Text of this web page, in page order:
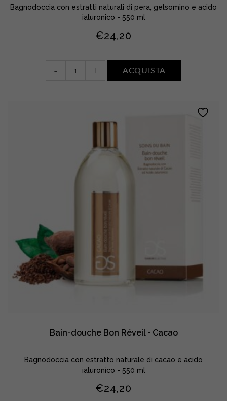
Bagnodoccia con estratti naturali di pera, gelsomino e acido
ialuronico - 550 ml
€24,20
- + ACQUISTA
Bain-douche Bon Réveil • Cacao
Bagnodoccia con estratto naturale di cacao e acido
ialuronico - 550 ml
€24,20